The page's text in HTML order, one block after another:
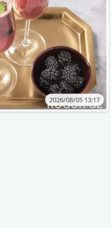
2026/08/05 13:17